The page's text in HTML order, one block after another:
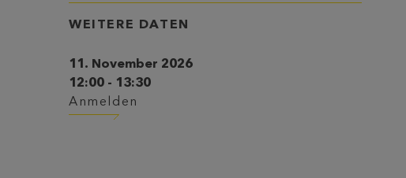
WEITERE DATEN
11. November 2026
12:00 - 13:30
Anmelden